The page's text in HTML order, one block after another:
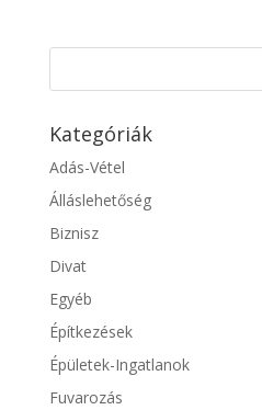
Kategóriák
Adás-Vétel
Álláslehetőség
Biznisz
Divat
Egyéb
Építkezések
Épületek-Ingatlanok
Fuvarozás